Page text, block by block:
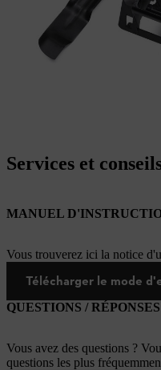
Services et
MANUEL
Vous trouverez ici la notice
Télécharger le mode
QUESTIONS / RÉPONSES
Vous avez des questions ?
questions les plus